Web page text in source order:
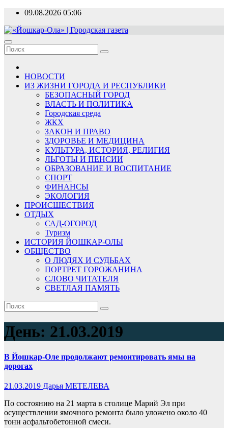
Перейти
содержимому
09.08.2026 05:06
«Йошкар-Ола» | Городская газета
Новости, события, люди
НОВОСТИ
ИЗ ЖИЗНИ ГОРОДА И РЕСПУБЛИКИ
БЕЗОПАСНЫЙ ГОРОД
ВЛАСТЬ И ПОЛИТИКА
Городская среда
ЖКХ
ЗАКОН И ПРАВО
ЗДОРОВЬЕ И МЕДИЦИНА
КУЛЬТУРА, ИСТОРИЯ, РЕЛИГИЯ
ЛЬГОТЫ И ПЕНСИИ
ОБРАЗОВАНИЕ И ВОСПИТАНИЕ
СПОРТ
ФИНАНСЫ
ЭКОЛОГИЯ
ПРОИСШЕСТВИЯ
ОТДЫХ
САД-ОГОРОД
Туризм
ИСТОРИЯ ЙОШКАР-ОЛЫ
ОБЩЕСТВО
О ЛЮДЯХ И СУДЬБАХ
ПОРТРЕТ ГОРОЖАНИНА
СЛОВО ЧИТАТЕЛЯ
СВЕТЛАЯ ПАМЯТЬ
День: 21.03.2019
В Йошкар-Оле продолжают ремонтировать ямы на
дорогах
21.03.2019 Дарья МЕТЕЛЕВА
По состоянию на 21 марта в столице Марий Эл при
осуществлении ямочного ремонта было уложено около 40
тонн асфальтобетонной смеси.